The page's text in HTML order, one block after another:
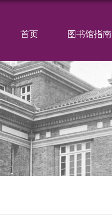
首页 图书馆指南